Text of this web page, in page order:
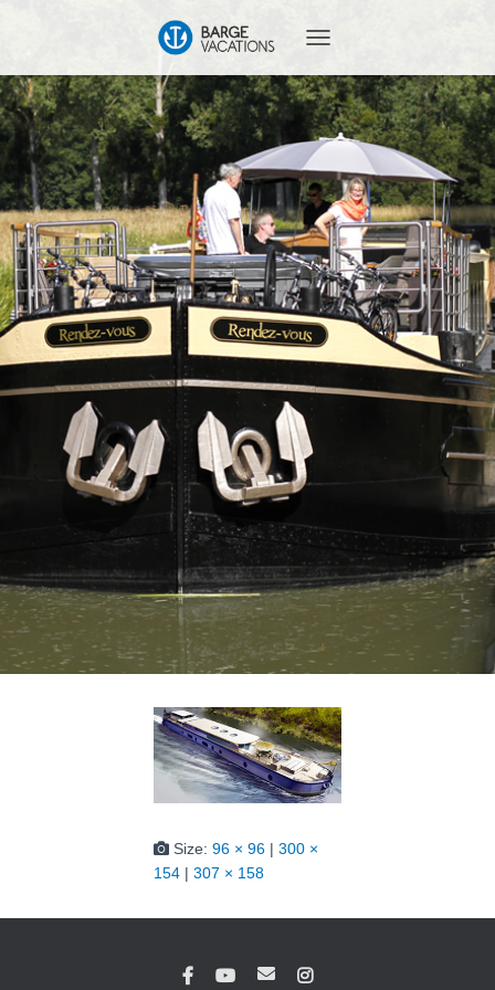
O
G
G
L
N
A
V
I
G
A
T
I
O
Size: 96 × 96 | 300 ×
154 | 307 × 158